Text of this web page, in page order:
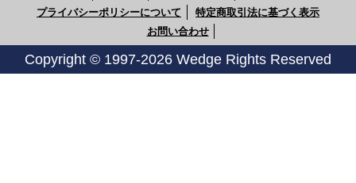
プライバシーポリシーについて
特定商取引法に基づく表示
お問い合わせ
Copyright © 1997-2026 Wedge Rights Reserved